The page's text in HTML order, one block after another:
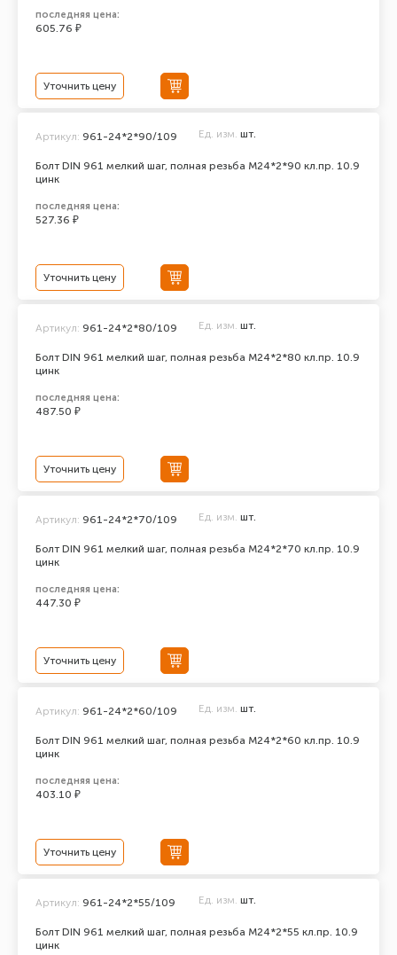
последняя цена:
605.76 ₽
Уточнить цену
Болт DIN 961 мелкий шаг, полная резьба M24*2*90 кл.пр. 10.9
цинк
Артикул: 961-24*2*90/109 Ед. изм. шт.
последняя цена:
527.36 ₽
Уточнить цену
Болт DIN 961 мелкий шаг, полная резьба M24*2*80 кл.пр. 10.9
цинк
Артикул: 961-24*2*80/109 Ед. изм. шт.
последняя цена:
487.50 ₽
Уточнить цену
Болт DIN 961 мелкий шаг, полная резьба M24*2*70 кл.пр. 10.9
цинк
Артикул: 961-24*2*70/109 Ед. изм. шт.
последняя цена:
447.30 ₽
Уточнить цену
Болт DIN 961 мелкий шаг, полная резьба M24*2*60 кл.пр. 10.9
цинк
Артикул: 961-24*2*60/109 Ед. изм. шт.
последняя цена:
403.10 ₽
Уточнить цену
Болт DIN 961 мелкий шаг, полная резьба M24*2*55 кл.пр. 10.9
цинк
Артикул: 961-24*2*55/109 Ед. изм. шт.